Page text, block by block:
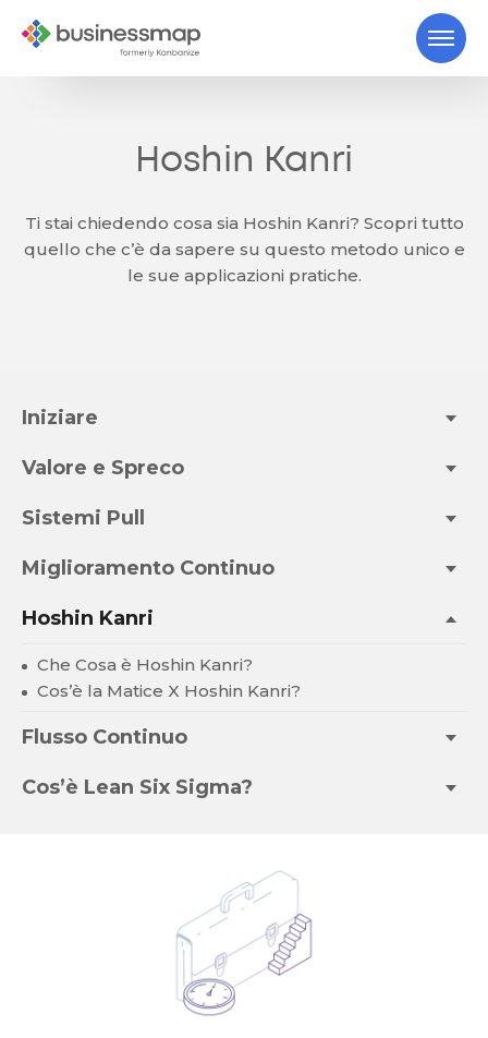
Hoshin Kanri
Ti stai chiedendo cosa sia Hoshin Kanri? Scopri tutto
quello che c’è da sapere su questo metodo unico e
le sue applicazioni pratiche.
Iniziare
Valore e Spreco
Sistemi Pull
Miglioramento Continuo
Hoshin Kanri
Che Cosa è Hoshin Kanri?
Cos’è la Matice X Hoshin Kanri?
Flusso Continuo
Cos’è Lean Six Sigma?